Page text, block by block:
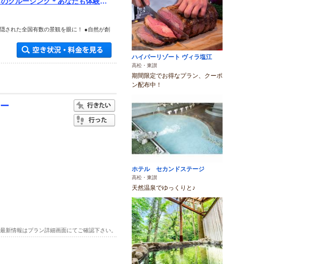
された全国有数の景観を眼に！ ●自然が創
空き状況・料金を見る
新情報はプラン詳細画面にてご確認下さい。
ハイパーリゾート ヴィラ塩江
高松・東讃
期間限定でお得なプラン、クーポ
ン配布中！
ホテル セカンドステージ
高松・東讃
天然温泉でゆっくりと♪